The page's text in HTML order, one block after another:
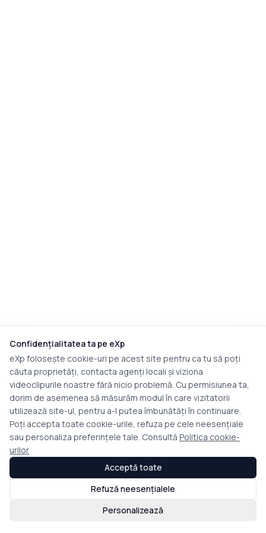
Confidențialitatea ta pe eXp
eXp folosește cookie-uri pe acest site pentru ca tu să poți
căuta proprietăți, contacta agenți locali și viziona
videoclipurile noastre fără nicio problemă. Cu permisiunea ta,
dorim de asemenea să măsurăm modul în care vizitatorii
utilizează site-ul, pentru a-l putea îmbunătăți în continuare.
Poți accepta toate cookie-urile, refuza pe cele neesențiale
sau personaliza preferințele tale. Consultă Politica cookie-
urilor
Personalizează
Refuză neesențialele
Acceptă toate